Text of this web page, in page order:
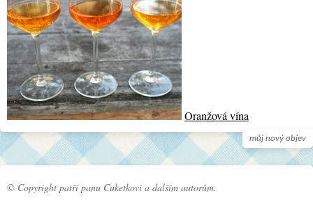
můj nový objev
Oranžová vína
© Copyright patří panu Cuketkovi a dalším autorům.